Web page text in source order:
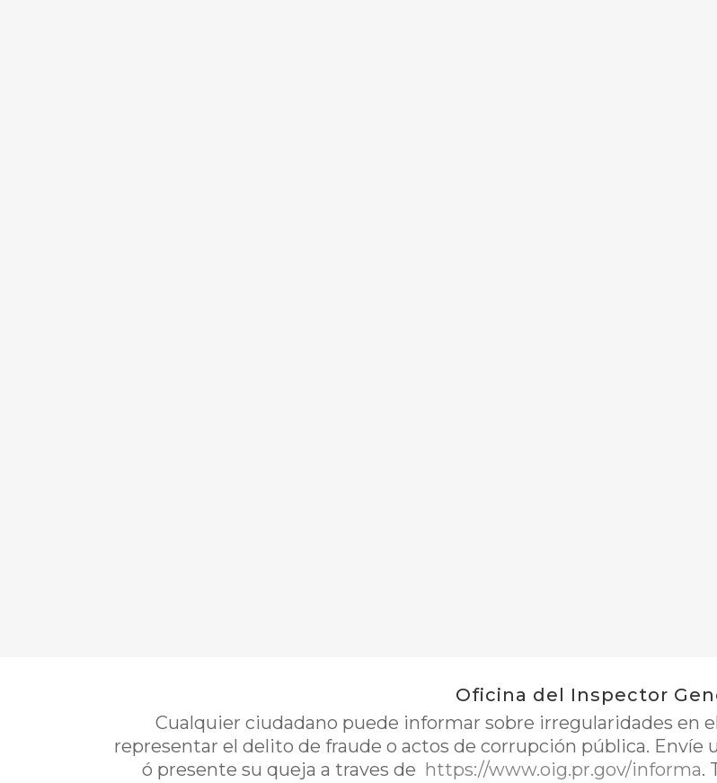
Oficina del Inspector
Cualquier ciudadano puede informar sobre irregularidades en
representar el delito de fraude o actos de corrupción pública. Envíe
ó presente su queja a traves de https://www.oig.pr.gov/informa.